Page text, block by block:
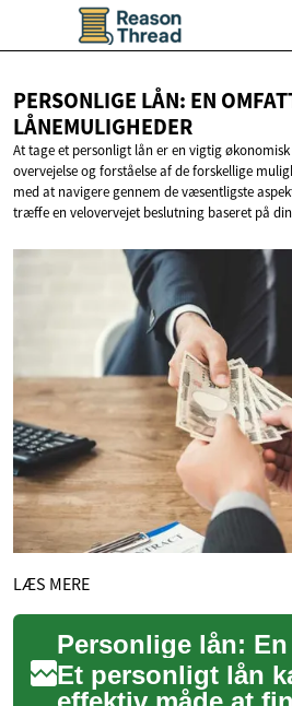
PERSONLIGE LÅN: EN
LÅNEMULIGHEDER
At tage et personligt lån er en vigtig
overvejelse og forståelse af de forskellige
med at navigere gennem de væsentligste
træffe en velovervejet beslutning baseret på
LÆS MERE
Et personligt lån